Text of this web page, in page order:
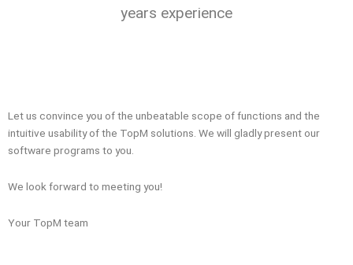
years experience
Let us convince you of the unbeatable scope of functions and the
intuitive usability of the TopM solutions. We will gladly present our
software programs to you.
We look forward to meeting you!
Your TopM team